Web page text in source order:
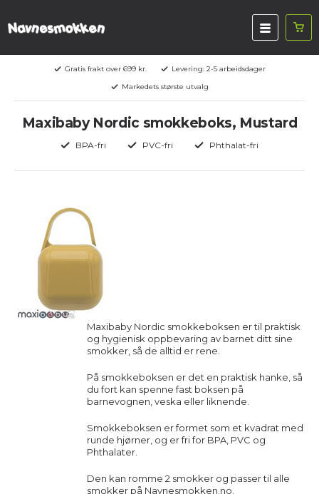
Gratis frakt over 699 kr.
Levering: 2-5 arbeidsdager
Markedets største utvalg
Maxibaby Nordic smokkeboks, Mustard
BPA-fri PVC-fri Phthalat-fri
Maxibaby Nordic smokkeboksen er til praktisk
og hygienisk oppbevaring av barnet ditt sine
smokker, så de alltid er rene.
På smokkeboksen er det en praktisk hanke, så
du fort kan spenne fast boksen på
barnevognen, veska eller liknende.
Smokkeboksen er formet som et kvadrat med
runde hjørner, og er fri for BPA, PVC og
Phthalater.
Den kan romme 2 smokker og passer til alle
smokker på Navnesmokken.no.